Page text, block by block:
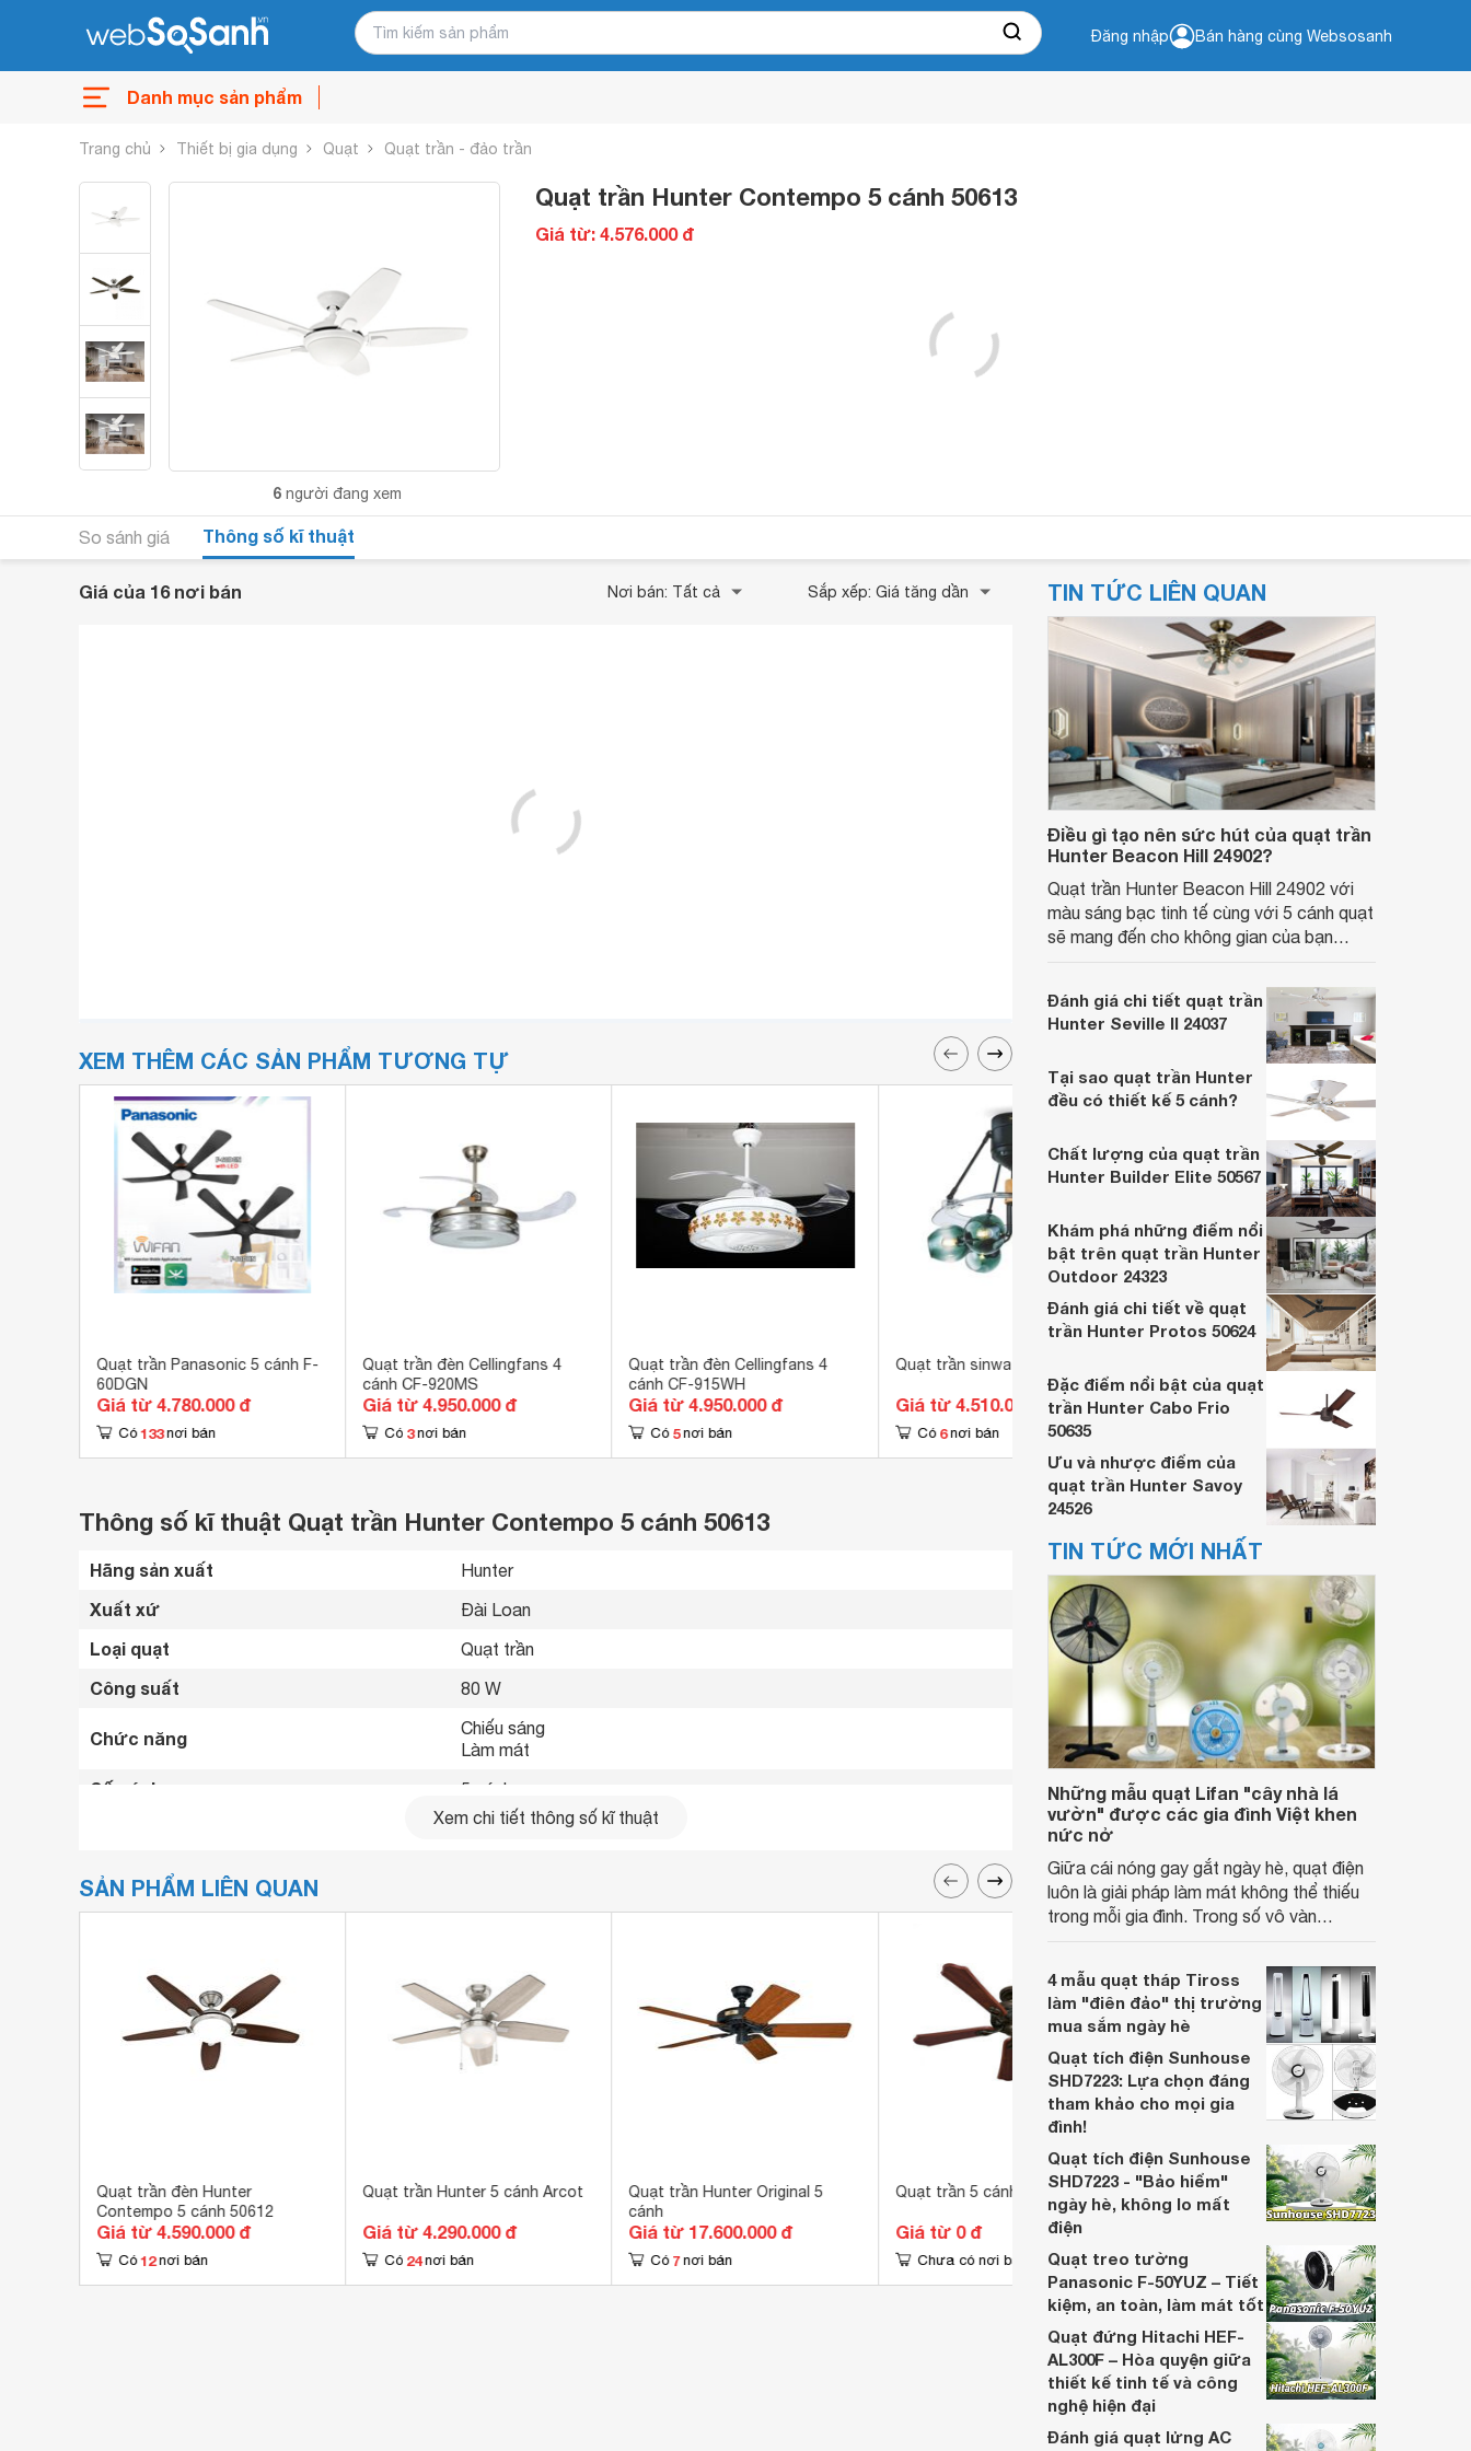
Đăng nhập Bán hàng cùng Websosanh
Danh mục sản phẩm
Trang chủ Thiết bị gia dụng Quạt Quạt trần - đảo trần
6 người đang xem
Quạt trần Hunter Contempo 5 cánh 50613
Giá từ: 4.576.000 đ
So sánh giá Thông số kĩ thuật
Giá của 16 nơi bán Nơi bán: Tất cả Sắp xếp: Giá tăng dần
XEM THÊM CÁC SẢN PHẨM TƯƠNG TỰ
Quạt trần Panasonic 5 cánh F-
60DGN
Giá từ 4.780.000 đ
Có 133 nơi bán
Quạt trần đèn Cellingfans 4
cánh CF-920MS
Giá từ 4.950.000 đ
Có 3 nơi bán
Quạt trần đèn Cellingfans 4
cánh CF-915WH
Giá từ 4.950.000 đ
Có 5 nơi bán
Quạt trần sinwa 4 cánh QY 006
Giá từ 4.510.000 đ
Có 6 nơi bán
Quạt trần đèn Sinwa 5 cánh
TC29
Giá từ 4.510.000 đ
Thông số kĩ thuật Quạt trần Hunter Contempo 5 cánh 50613
Hãng sản xuất Hunter
Xuất xứ Đài Loan
Loại quạt Quạt trần
Công suất 80 W
Chức năng
Chiếu sáng
Làm mát
Số cánh 5 cánh
132 cm
Bảng điểu khiển Dây giật + Remote
Trọng lượng 9 kg
Xem chi tiết thông số kĩ thuật
SẢN PHẨM LIÊN QUAN
Quạt trần đèn Hunter
Contempo 5 cánh 50612
Giá từ 4.590.000 đ
Có 12 nơi bán
Quạt trần Hunter 5 cánh Arcot
Giá từ 4.290.000 đ
Có 24 nơi bán
Quạt trần Hunter Original 5
cánh
Giá từ 17.600.000 đ
Có 7 nơi bán
Quạt trần 5 cánh Hunter 23957
Giá từ 0 đ
Chưa có nơi bán
Quạt trần Hunter 5 cánh 23980
Chưa có nơi bán
TIN TỨC LIÊN QUAN
Điều gì tạo nên sức hút của quạt trần
Hunter Beacon Hill 24902?
Quạt trần Hunter Beacon Hill 24902 với
màu sáng bạc tinh tế cùng với 5 cánh quạt
sẽ mang đến cho không gian của bạn
được trang bị đèn chiếu sáng vô cùng hiện
đại.
Đánh giá chi tiết quạt trần
Hunter Seville II 24037
Tại sao quạt trần Hunter
đều có thiết kế 5 cánh?
Chất lượng của quạt trần
Hunter Builder Elite 50567
Khám phá những điểm nổi
bật trên quạt trần Hunter
Outdoor 24323
Đánh giá chi tiết về quạt
trần Hunter Protos 50624
Đặc điểm nổi bật của quạt
trần Hunter Cabo Frio
50635
Ưu và nhược điểm của
quạt trần Hunter Savoy
24526
TIN TỨC MỚI NHẤT
Những mẫu quạt Lifan "cây nhà lá
vườn" được các gia đình Việt khen
nức nở
Giữa cái nóng gay gắt ngày hè, quạt điện
luôn là giải pháp làm mát không thể thiếu
trong mỗi gia đình. Trong số vô vàn
tên quen thuộc, được nhiều gia đình tin
tưởng lựa chọn.
4 mẫu quạt tháp Tiross
làm "điên đảo" thị trường
mua sắm ngày hè
Quạt tích điện Sunhouse
SHD7223: Lựa chọn đáng
tham khảo cho mọi gia
đình!
Quạt tích điện Sunhouse
SHD7223 - "Bảo hiểm"
ngày hè, không lo mất
điện
Quạt treo tường
Panasonic F-50YUZ – Tiết
kiệm, an toàn, làm mát tốt
Quạt đứng Hitachi HEF-
AL300F – Hòa quyện giữa
thiết kế tinh tế và công
nghệ hiện đại
Đánh giá quạt lửng AC